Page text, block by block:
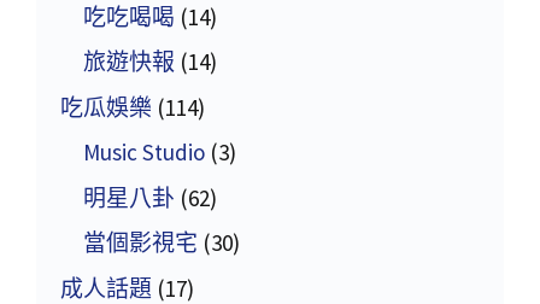
吃吃喝喝 (14)
旅遊快報 (14)
吃瓜娛樂 (114)
Music Studio (3)
明星八卦 (62)
當個影視宅 (30)
成人話題 (17)